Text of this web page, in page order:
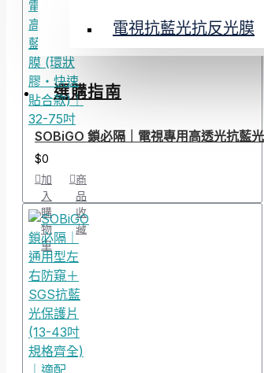
電視抗藍光抗反光膜
選購指南
SOBiGO 鎖必隔｜電視專用高透光抗藍
$0
加
入
購
物
車
商
品
收
藏